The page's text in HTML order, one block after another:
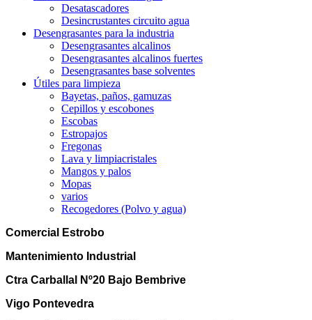
Desatascadores
Desincrustantes circuito agua
Desengrasantes para la industria
Desengrasantes alcalinos
Desengrasantes alcalinos fuertes
Desengrasantes base solventes
Útiles para limpieza
Bayetas, paños, gamuzas
Cepillos y escobones
Escobas
Estropajos
Fregonas
Lava y limpiacristales
Mangos y palos
Mopas
varios
Recogedores (Polvo y agua)
Comercial Estrobo
Mantenimiento Industrial
Ctra Carballal Nº20 Bajo Bembrive
Vigo Pontevedra